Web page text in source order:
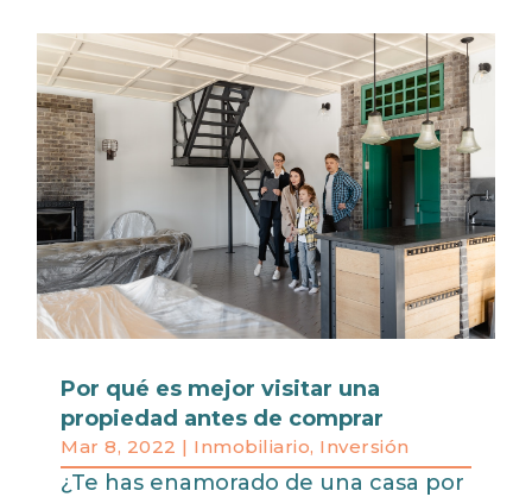
Por qué es mejor visitar una
propiedad antes de comprar
Mar 8, 2022 | Inmobiliario, Inversión
¿Te has enamorado de una casa por